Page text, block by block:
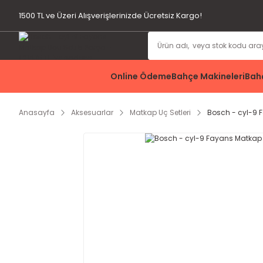
1500 TL ve Üzeri Alışverişlerinizde Ücretsiz Kargo!
Online ÖdemeBahçe Makineleri
Anasayfa Aksesuarlar Matkap Uç Setleri Bosch - cyl-9